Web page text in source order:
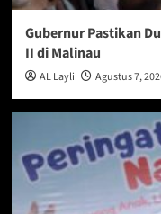
Gubernur Pastikan
II di Malinau
AL Layli Agustus 7,